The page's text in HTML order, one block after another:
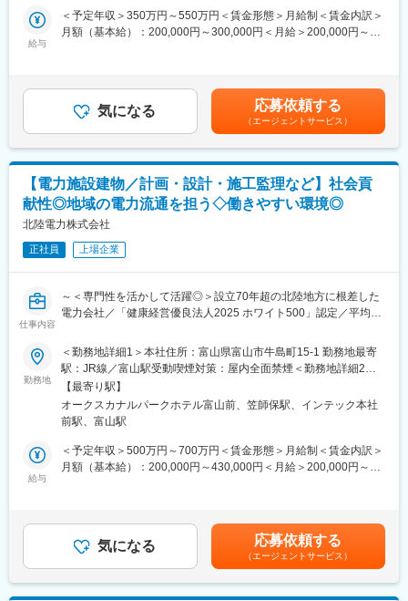
派遣頂いている職員の方は期限満了時に金沢市へ帰任することか
ら、積極的な採用活動を行っております。
北國銀行、株式会社北國新聞社、松村物産株式会社、小松ガス株
式会社が出資し設立された事業会社です。
ガス事業と水力発電事業を一体運営し、脱炭素社会の実現へ挑戦
する「地域密着の総合エネルギー企業」を目指します。
変更の範囲：会社の定める業務
工事積算、施工監理
◇耐震診断、補強計画の立案、実施
が可能です。
◇平均勤続年数21.9年と長く働き続けている方多数在籍◎
◇UIターン歓迎／入社の際の引越費用や移動費用は支給◎
◇社内規定に該当する場合寮や社宅へご入居可能◎
■就業時間補足：
・8:40～17:20（実働7時間40分）
・フレックスタイム勤務が可能です。
・下記交替勤務の可能性がございます。
＜交代勤務例（３交代勤務）＞
２直 08：00～16：15
３直 16：00～24：15
※上記は一例となっております。
部門・働き方により異なるため、ジョブマッチング面談内にて詳
細をお伝えします。
■当社の魅力：
豊富な水資源を活用した高い水力比率を強みとし多種多様な電源
給与
＜予定年収＞350万円～550万円＜賃金形態＞月給制＜賃金内訳＞
月額（基本給）：200,000円～300,000円＜月給＞200,000円～
る可能性があります。月給(月額)は固定手当を含めた表記です。
気になる 応募依頼する
（エージェントサービス）
【電力施設建物／計画・設計・施工監理など】社会貢
献性◎地域の電力流通を担う◇働きやすい環境◎
北陸電力株式会社
正社員 上場企業
仕事内容
～＜専門性を活かして活躍◎＞設立70年超の北陸地方に根差した
電力会社／「健康経営優良法人2025 ホワイト500」認定／平均勤
プライベートも充実～
■業務内容：
～地域の生活の基盤を支える大切な仕事を担うやりがい◎～
当社にて、下記業務をお任せします。
◇電力施設建物の調査・点検、修繕・改修に関する計画、設計、
工事積算、施工監理
◇耐震診断、補強計画の立案、実施
■働きやすい環境：
◇残業月平均21時間とワークライフバランス◎
◇年間休日123日とメリハリのある働き方◎
勤務地
＜勤務地詳細1＞本社住所：富山県富山市牛島町15-1 勤務地最寄
駅：JR線／富山駅受動喫煙対策：屋内全面禁煙＜勤務地詳細2＞
志賀原子力発電所住所：石川県羽咋郡志賀町赤住1 勤務地最寄
駅：七尾線／金丸駅受動喫煙対策：敷地内喫煙可能場所あり
【最寄り駅】
オークスカナルパークホテル富山前、笠師保駅、インテック本社
前駅、富山駅
給与
＜予定年収＞500万円～700万円＜賃金形態＞月給制＜賃金内訳＞
月額（基本給）：200,000円～430,000円＜月給＞200,000円～
る可能性があります。月給(月額)は固定手当を含めた表記です。
気になる 応募依頼する
（エージェントサービス）